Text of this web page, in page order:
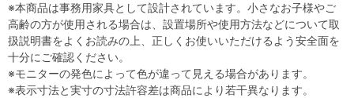
※本商品は事務用家具として設計されています。小さなお子様やご
高齢の方が使用される場合は、設置場所や使用方法などについて取
扱説明書をよくお読みの上、正しくお使いいただけるよう安全面を
十分にご確認ください。
※モニターの発色によって色が違って見える場合があります。
※表示寸法と実寸の寸法許容差は商品により若干異なります。